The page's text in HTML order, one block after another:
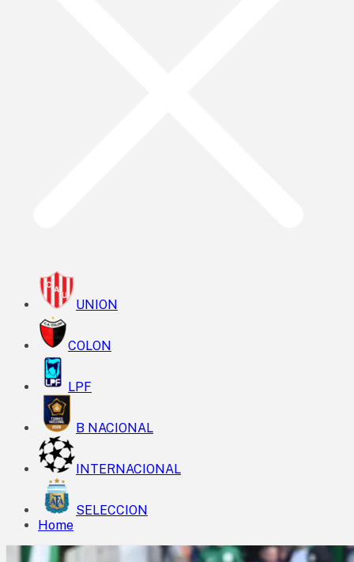
UNION
COLON
LPF
B NACIONAL
INTERNACIONAL
SELECCION
Home